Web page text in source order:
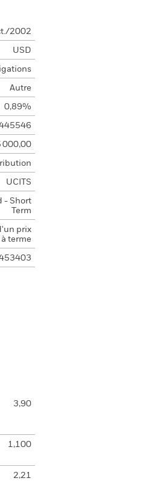
2002
USD
Autre
0,89%
000,00
UCITS
- Short
Term
prix
à terme
3,90
1,100
2,21